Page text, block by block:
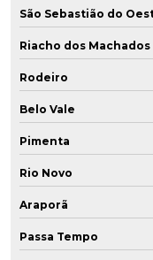
São Sebastião do
Riacho dos Machados
Rodeiro
Belo Vale
Pimenta
Rio Novo
Araporã
Passa Tempo